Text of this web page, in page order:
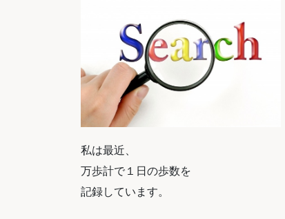
私は最近、
万歩計で１日の歩数を
記録しています。